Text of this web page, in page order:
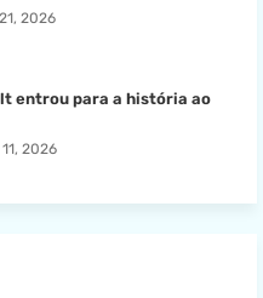
2026
entrou para a história ao
2026